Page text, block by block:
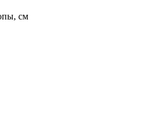
см